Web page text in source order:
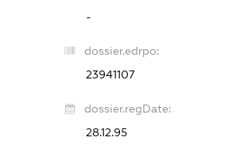
-
dossier.edrpo:
23941107
dossier.regDate:
28.12.95